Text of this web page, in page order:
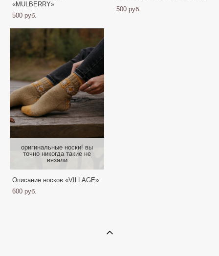
«MULBERRY»
500 pуб.
500 pуб.
оригинальныe носки! вы
точно никогда такие не
вязали
Описание носков «VILLAGE»
600 pуб.